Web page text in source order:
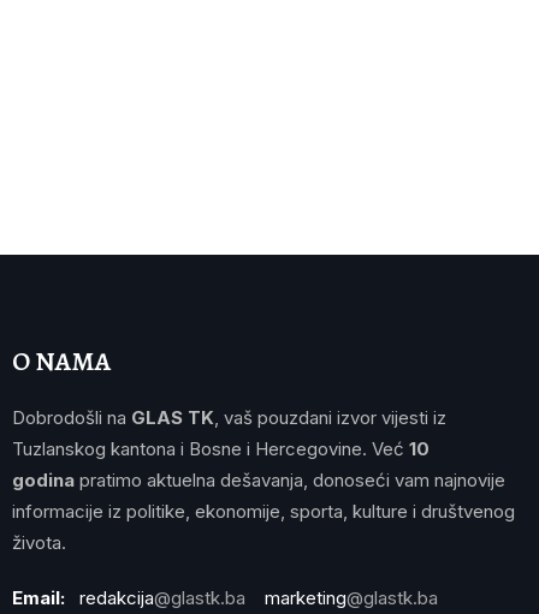
O NAMA
Dobrodošli na GLAS TK , vaš pouzdani izvor vijesti iz
Tuzlanskog kantona i Bosne i Hercegovine. Već 10
godina pratimo aktuelna dešavanja, donoseći vam najnovije
informacije iz politike, ekonomije, sporta, kulture i društvenog
života.
Email: redakcija@glastk.ba marketing@glastk.ba